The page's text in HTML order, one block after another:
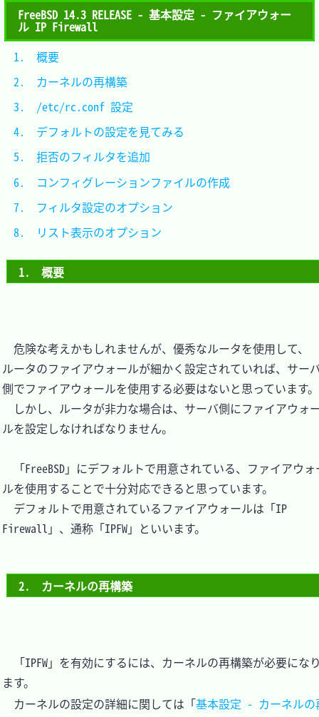
FreeBSD 14.3 RELEASE - 基本設定 - ファイアウォー
ル IP Firewall
1.　概要
危険な考えかもしれませんが、優秀なルータを使用して、
ルータのファイアウォールが細かく設定されていれば、サー
側でファイアウォールを使用する必要はないと思っています。
しかし、ルータが非力な場合は、サーバ側にファイアウォ
ルを設定しなければなりません。
「FreeBSD」にデフォルトで用意されている、ファイアウォ
ルを使用することで十分対応できると思っています。
デフォルトで用意されているファイアウォールは「IP
Firewall」、通称「IPFW」といいます。
2.　カーネルの再構築
「IPFW」を有効にするには、カーネルの再構築が必要にな
ます。
カーネルの設定の詳細に関しては「基本設定 - カーネルの